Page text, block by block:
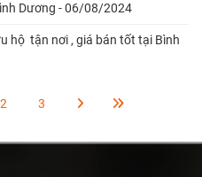
Dương - 06/08/2024
hộ tận nơi , giá bán tốt tại Bình
2 3